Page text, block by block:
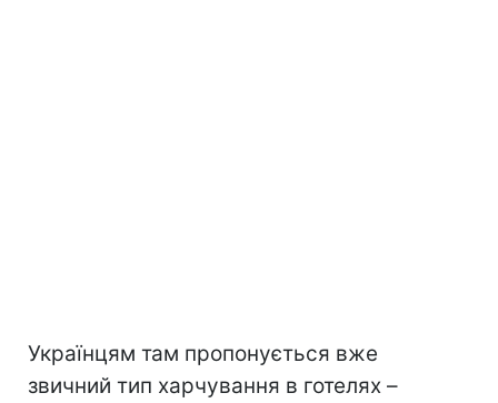
Українцям там пропонується вже
звичний тип харчування в готелях –